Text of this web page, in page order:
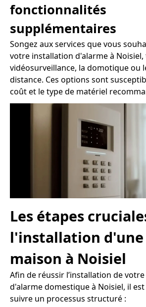
fonctionnalités
supplémentaires
Songez aux services que vous
votre installation d'alarme à Noisiel,
vidéosurveillance, la domotique ou
distance. Ces options sont
coût et le type de matériel
Les étapes
l'installation d'une
maison à Noisiel
Afin de réussir l’installation de
d'alarme domestique à Noisiel, il
suivre un processus structuré :